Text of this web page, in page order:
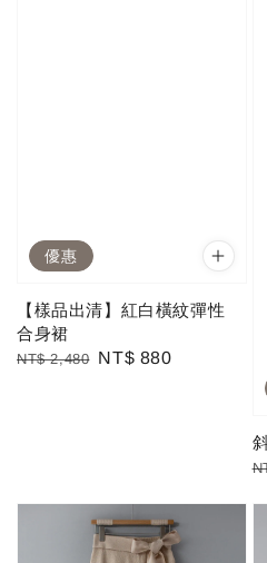
優惠
【樣品出清】紅白橫紋彈性
合身裙
Regular
NT$ 2,480 Sale
NT$ 880